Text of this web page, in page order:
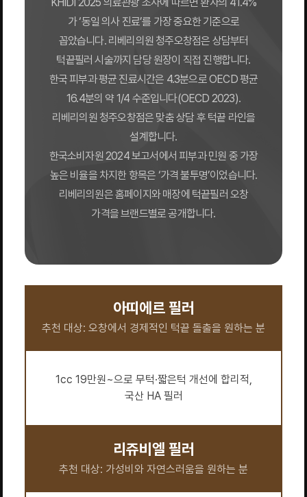
가 ‘동일 의사 진료’를 가장 중요한 기준으로
꼽았습니다. 리베리의원 청주오창점은 상담부터
턱끝필러 시술까지 담당 원장이 직접 진행합니다.
한국 피부과 평균 진료시간은 4.3분으로 OECD 평균
16.4분의 약 1/4 수준입니다(OECD 2023).
리베리의원 청주오창점은 맞춤 상담 후 턱끝 라인을
설계합니다.
한국소비자원 2024 보고서에서 피부과 민원 중 가장
높은 비율을 차지한 항목은 ‘가격 불투명’이었습니다.
리베리의원은 홈페이지와 매장에 턱끝필러 오창
가격을 브랜드별로 공개합니다.
아띠에르 필러
추천 대상: 오창에서 경제적인 턱끝 돌출을 원하는 분
1cc 19만원~으로 무턱·짧은턱 개선에 합리적,
국산 HA 필러
리쥬비엘 필러
추천 대상: 가성비와 자연스러움을 원하는 분